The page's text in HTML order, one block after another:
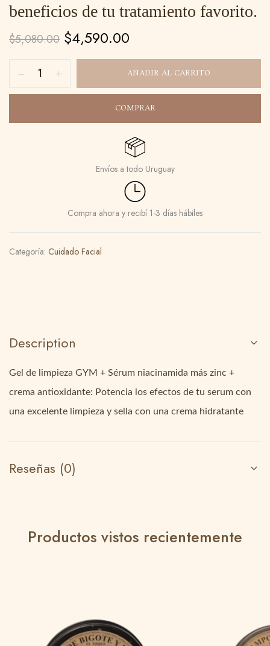
beneficios de tu tratamiento favorito.
$5,080.00 $4,590.00
AÑADIR AL CARRITO
COMPRAR
Envíos a todo Uruguay
Compra ahora y recibí 1-3 días hábiles
Categoría: Cuidado Facial
Description
Gel de limpieza GYM + Sérum niacinamida más zinc +
crema antioxidante: Potencia los efectos de tu serum con
una excelente limpieza y sella con una crema hidratante
Reseñas (0)
Productos vistos recientemente